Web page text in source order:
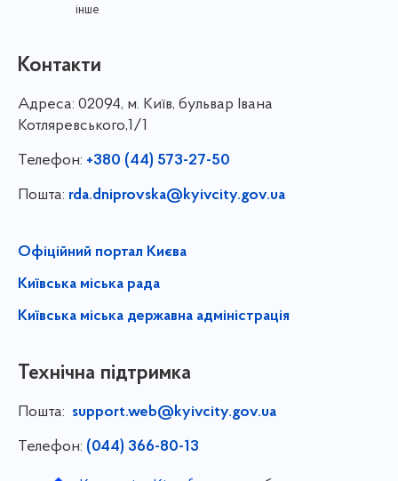
інше
Контакти
Адреса: 02094, м. Київ, бульвар Івана
Котляревського,1/1
Телефон: +380 (44) 573-27-50
Пошта: rda.dniprovska@kyivcity.gov.ua
Офіційний портал Києва
Київська міська рада
Київська міська державна адміністрація
Технічна підтримка
Пошта: support.web@kyivcity.gov.ua
Телефон: (044) 366-80-13